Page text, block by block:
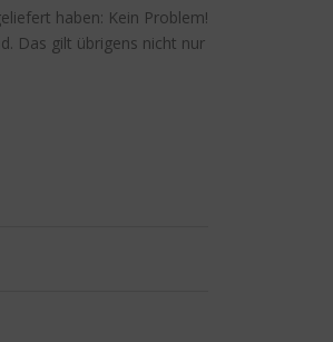
haben: Kein Problem!
Das gilt übrigens nicht nur